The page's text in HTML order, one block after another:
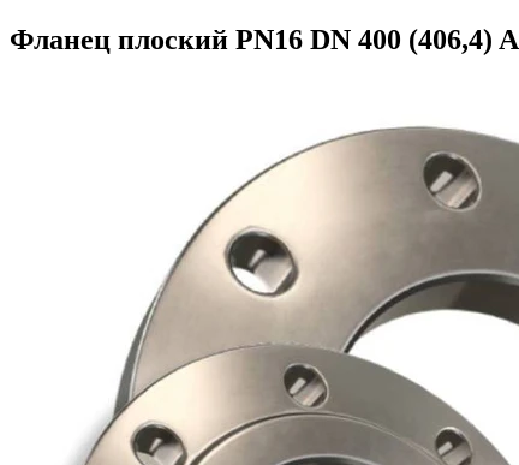
Фланец плоский PN16 DN 400 (406,4)